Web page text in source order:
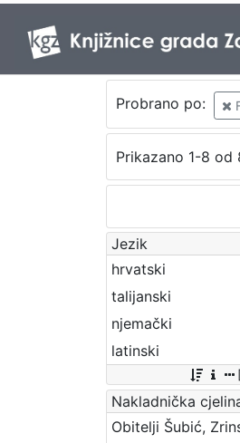
Probrano po:
Prikazano 1-8 od
Jezik
hrvatski
talijanski
njemački
latinski
Nakladnička